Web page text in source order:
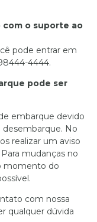
com o suporte ao
pode entrar em
4444.
pode ser
embarque devido
desembarque. No
realizar um aviso
mudanças no
momento do
com nossa
qualquer dúvida